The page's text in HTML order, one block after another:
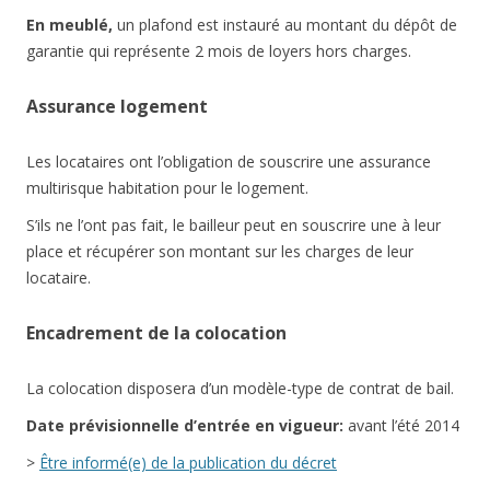
En meublé, un plafond est instauré au montant du dépôt de
garantie qui représente 2 mois de loyers hors charges.
Assurance logement
Les locataires ont l’obligation de souscrire une assurance
multirisque habitation pour le logement.
S’ils ne l’ont pas fait, le bailleur peut en souscrire une à leur
place et récupérer son montant sur les charges de leur
locataire.
Encadrement de la colocation
La colocation disposera d’un modèle-type de contrat de bail.
Date prévisionnelle d’entrée en vigueur: avant l’été 2014
> Être informé(e) de la publication du décret